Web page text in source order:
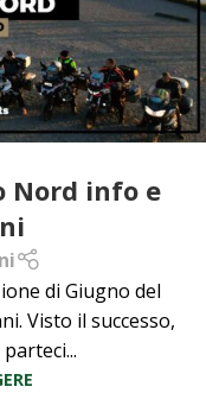
Nord info e
di Giugno del
Visto il successo,